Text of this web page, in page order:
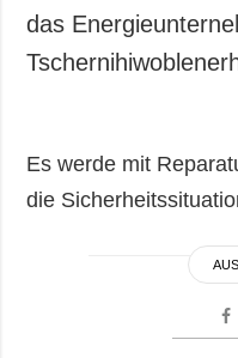
das
Es werde mit
die